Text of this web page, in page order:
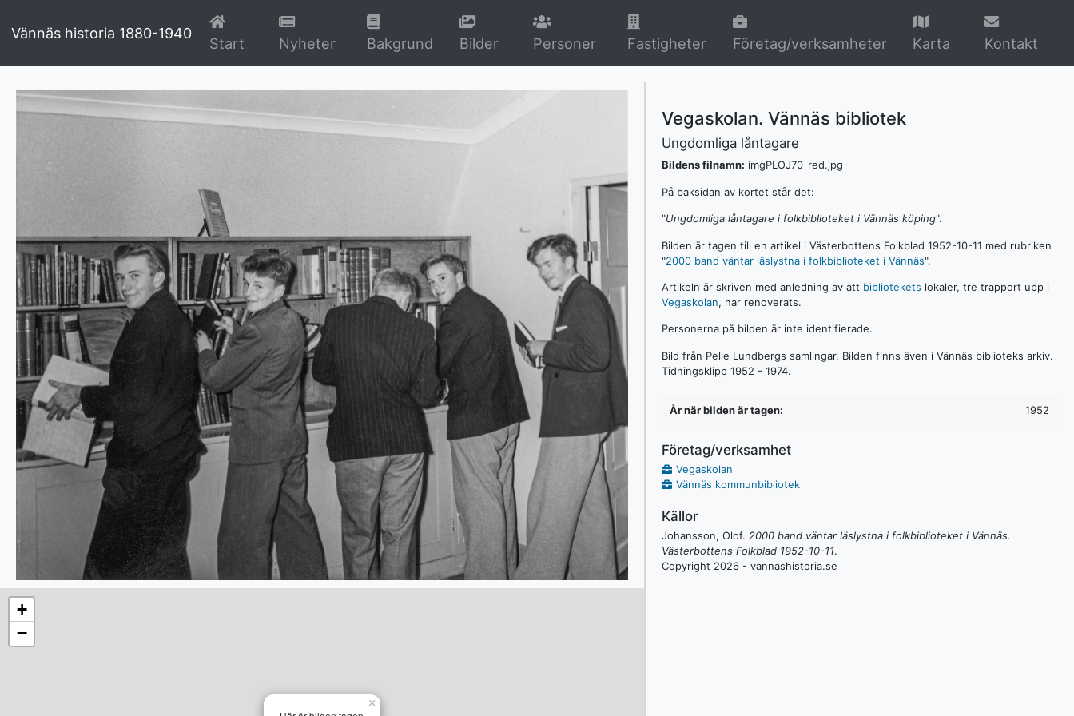
Vännäs historia 1880-1940
Start(current)Nyheter(current)Bakgrund(current)
Bilder(current)Personer Fastigheter Företag/verksamheter Karta Kontakt
×
+
−
Vegaskolan. Vännäs bibliotek
Ungdomliga låntagare
Bildens filnamn: imgPLOJ70_red.jpg
På baksidan av kortet står det:
"Ungdomliga låntagare i folkbiblioteket i Vännäs köping".
Bilden är tagen till en artikel i Västerbottens Folkblad 1952-10-11 med rubriken
"2000 band väntar läslystna i folkbiblioteket i Vännäs".
Artikeln är skriven med anledning av att bibliotekets lokaler, tre trapport upp i
Vegaskolan, har renoverats.
Personerna på bilden är inte identifierade.
Bild från Pelle Lundbergs samlingar. Bilden finns även i Vännäs biblioteks arkiv.
Tidningsklipp 1952 - 1974.
År när bilden är tagen: 1952
Företag/verksamhet
Vegaskolan
Vännäs kommunbibliotek
Källor
Johansson, Olof. 2000 band väntar läslystna i folkbiblioteket i Vännäs.
Västerbottens Folkblad 1952-10-11.
Copyright 2026 - vannashistoria.se